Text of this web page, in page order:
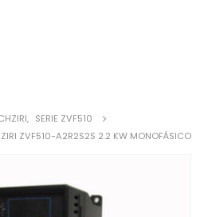
, SERIE ZVF510
ZVF510-A2R2S2S 2.2 KW MONOFÁSICO